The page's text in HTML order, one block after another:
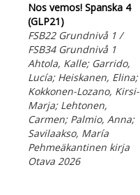
Nos vemos! Spanska 4
(GLP21)
FSB22 Grundnivå 1 /
FSB34 Grundnivå 1
Ahtola, Kalle; Garrido,
Lucía; Heiskanen, Elina;
Kokkonen-Lozano, Kirsi-
Marja; Lehtonen,
Carmen; Palmio, Anna;
Savilaakso, María
Pehmeäkantinen kirja
Otava 2026